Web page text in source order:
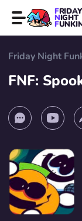
FRIDAY
NIGHT
Friday Night
FNF: